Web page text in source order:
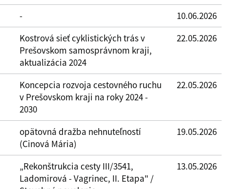
-
10.06.2026
Kostrová sieť cyklistických trás v
Prešovskom samosprávnom kraji,
aktualizácia 2024
22.05.2026
Koncepcia rozvoja cestovného ruchu
v Prešovskom kraji na roky 2024 -
2030
22.05.2026
opätovná dražba nehnuteľností
(Cinová Mária)
19.05.2026
„Rekonštrukcia cesty III/3541,
Ladomirová - Vagrinec, II. Etapa" /
13.05.2026